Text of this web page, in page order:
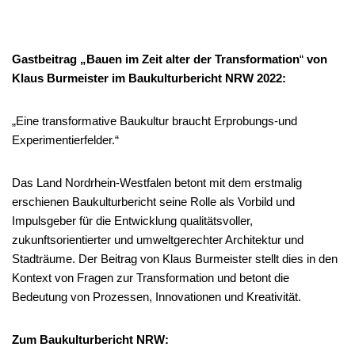
Gastbeitrag „Bauen im Zeit alter der Transformation“ von
Klaus Burmeister im Baukulturbericht NRW 2022:
„Eine transformative Baukultur braucht Erprobungs-und
Experimentierfelder.“
Das Land Nordrhein-Westfalen betont mit dem erstmalig
erschienen Baukulturbericht seine Rolle als Vorbild und
Impulsgeber für die Entwicklung qualitätsvoller,
zukunftsorientierter und umweltgerechter Architektur und
Stadträume. Der Beitrag von Klaus Burmeister stellt dies in den
Kontext von Fragen zur Transformation und betont die
Bedeutung von Prozessen, Innovationen und Kreativität.
Zum Baukulturbericht NRW: